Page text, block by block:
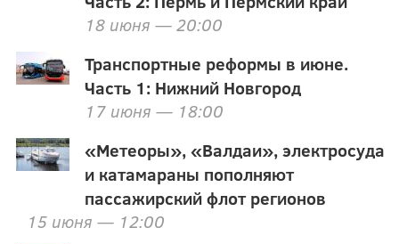
18 июня — 20:00
Транспортные реформы в июне.
Часть 1: Нижний Новгород
17 июня — 18:00
«Метеоры», «Валдаи», электросуда
и катамараны пополняют
пассажирский флот регионов
15 июня — 12:00